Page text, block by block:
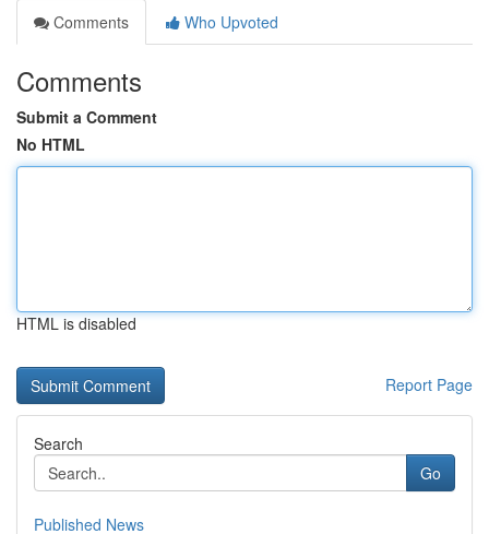
Comments
Who Upvoted
Comments
Submit a Comment
No HTML
HTML is disabled
Report Page
Search
Go
Published News